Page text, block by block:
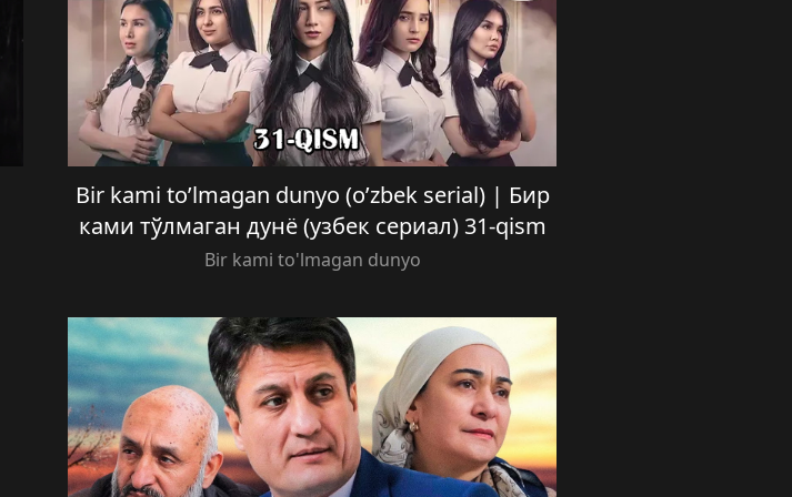
Bir kami to’lmagan dunyo (o’zbek serial) | Бир
ками тўлмаган дунё (узбек сериал) 31-qism
Bir kami to'lmagan dunyo